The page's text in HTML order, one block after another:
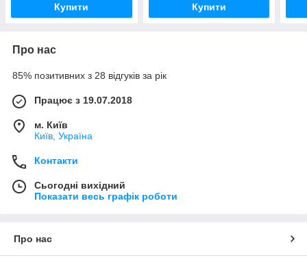
Купити Купити
Про нас
85% позитивних з 28 відгуків за рік
Працює з 19.07.2018
м. Київ
Київ, Україна
Контакти
Сьогодні вихідний
Показати весь графік роботи
Про нас